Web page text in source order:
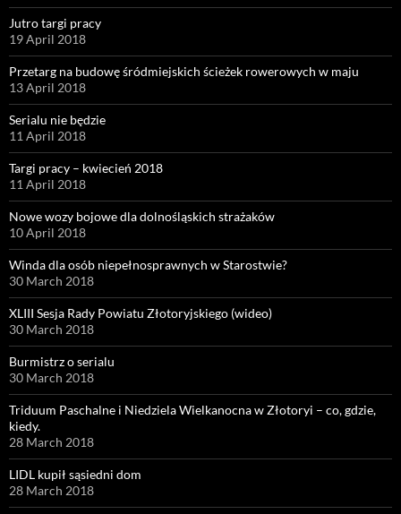
Jutro targi pracy
19 April 2018
Przetarg na budowę śródmiejskich ścieżek rowerowych w maju
13 April 2018
Serialu nie będzie
11 April 2018
Targi pracy – kwiecień 2018
11 April 2018
Nowe wozy bojowe dla dolnośląskich strażaków
10 April 2018
Winda dla osób niepełnosprawnych w Starostwie?
30 March 2018
XLIII Sesja Rady Powiatu Złotoryjskiego (wideo)
30 March 2018
Burmistrz o serialu
30 March 2018
Triduum Paschalne i Niedziela Wielkanocna w Złotoryi – co, gdzie,
kiedy.
28 March 2018
LIDL kupił sąsiedni dom
28 March 2018